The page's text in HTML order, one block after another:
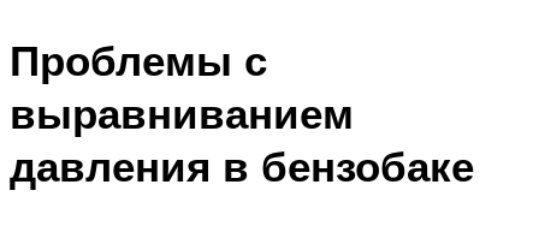
Проблемы с
выравниванием
давления в бензобаке